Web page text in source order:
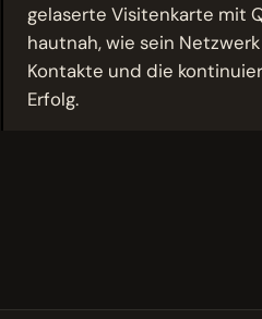
gelaserte Visitenkarte mit
hautnah, wie sein
Kontakte und die
Erfolg.